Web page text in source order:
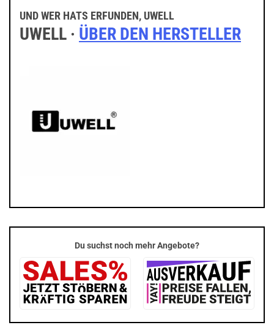
UND WER HATS ERFUNDEN, UWELL
UWELL · ÜBER DEN HERSTELLER
Du suchst noch mehr Angebote?